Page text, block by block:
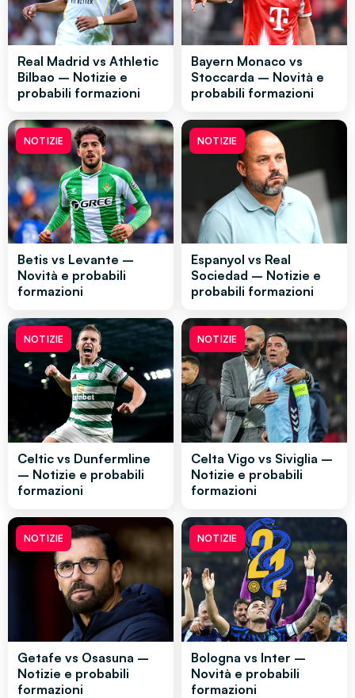
Real Madrid vs Athletic
Bilbao – Notizie e
probabili formazioni
Bayern Monaco vs
Stoccarda – Novità e
probabili formazioni
NOTIZIE
Betis vs Levante –
Novità e probabili
formazioni
NOTIZIE
Espanyol vs Real
Sociedad – Notizie e
probabili formazioni
NOTIZIE
Celtic vs Dunfermline
– Notizie e probabili
formazioni
NOTIZIE
Celta Vigo vs Siviglia –
Notizie e probabili
formazioni
NOTIZIE
Getafe vs Osasuna –
Notizie e probabili
formazioni
NOTIZIE
Bologna vs Inter –
Novità e probabili
formazioni